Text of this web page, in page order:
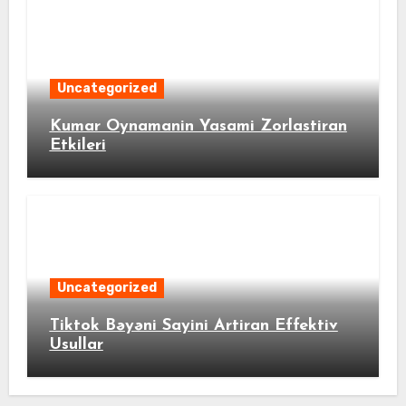
Uncategorized
Kumar Oynamanin Yasami Zorlastiran
Etkileri
Uncategorized
Tiktok Bəyəni Sayini Artiran Effektiv
Usullar